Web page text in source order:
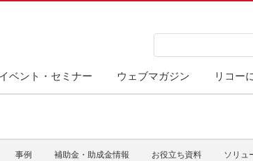
イベント・セミナー ウェブマガジン リコー
事例 補助金・助成金情報 お役立ち資料 ソリュ